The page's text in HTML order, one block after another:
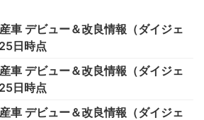
車 デビュー＆改良情報（ダイジェ
日時点
車 デビュー＆改良情報（ダイジェ
日時点
車 デビュー＆改良情報（ダイジェ